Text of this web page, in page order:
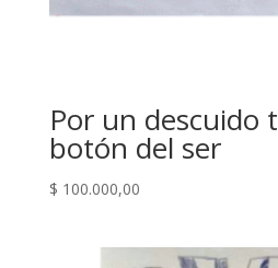
Por un descuido
botón del ser
$ 100.000,00